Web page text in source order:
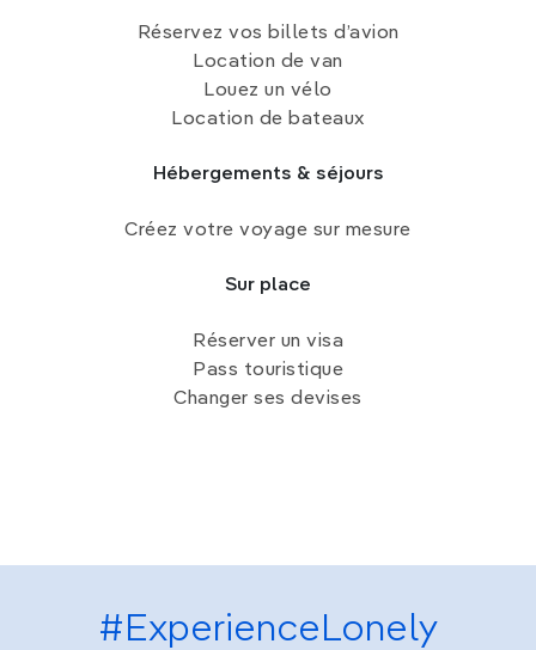
Réservez vos billets d’avion
Location de van
Louez un vélo
Location de bateaux
Hébergements & séjours
Créez votre voyage sur mesure
Sur place
Réserver un visa
Pass touristique
Changer ses devises
#ExperienceLonely